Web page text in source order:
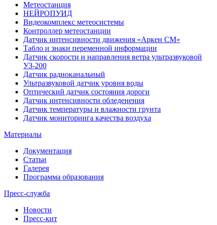
Метеостанция
НЕЙРОПУИД
Видеокомплекс метеосистемы
Контроллер метеостанции
Датчик интенсивности движения «Аркен СМ»
Табло и знаки переменной информации
Датчик скорости и направления ветра ультразвуковой
УЗ-200
Датчик радиоканальный
Ультразвуковой датчик уровня воды
Оптический датчик состояния дороги
Датчик интенсивности обледенения
Датчик температуры и влажности грунта
Датчик мониторинга качества воздуха
Материалы
Документация
Статьи
Галерея
Программа образования
Пресс-служба
Новости
Пресс-кит